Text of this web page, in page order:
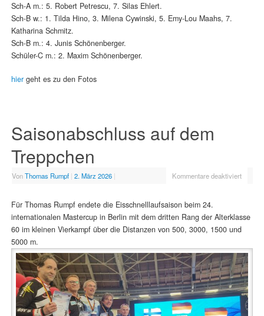
Sch-A m.: 5. Robert Petrescu, 7. Silas Ehlert.
Sch-B w.: 1. Tilda Hino, 3. Milena Cywinski, 5. Emy-Lou Maahs, 7.
Katharina Schmitz.
Sch-B m.: 4. Junis Schönenberger.
Schüler-C m.: 2. Maxim Schönenberger.
hiergeht es zu den Fotos
Saisonabschluss auf dem
Treppchen
VonThomas Rumpf | 2. März 2026 | Kommentare deaktiviert
Für Thomas Rumpf endete die Eisschnelllaufsaison beim 24.
internationalen Mastercup in Berlin mit dem dritten Rang der Alterklasse
60 im kleinen Vierkampf über die Distanzen von 500, 3000, 1500 und
5000 m.